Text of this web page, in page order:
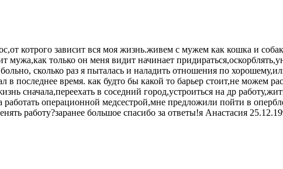
котрого зависит вся моя жизнь.живем с мужем как кошка и
мужа,как только он меня видит начинает
сколько раз я пыталась и наладить отношения по
в последнее время. как будто бы какой то барьер стоит,не можем
сначала,переехать в соседний город,устроиться на др
работать операционной медсестрой,мне предложили пойти в
работу?заранее большое спасибо за ответы!я Анастасия